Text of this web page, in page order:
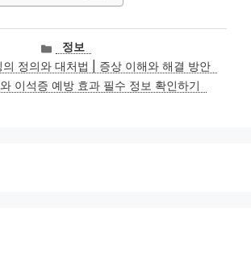
카
테
고
리
정보
의 정의와 대처법 | 증상 이해와 해결 방안
이석증 예방 효과 필수 정보 확인하기